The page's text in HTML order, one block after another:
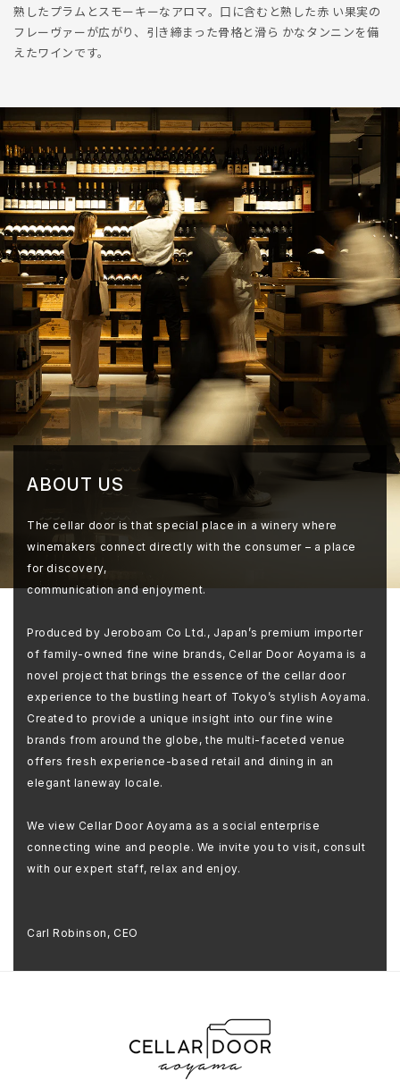
熟したプラムとスモーキーなアロマ。口に含むと熟した赤 い果実の
フレーヴァーが広がり、引き締まった骨格と滑ら かなタンニンを備
えたワインです。
ABOUT US
The cellar door is that special place in a winery where
winemakers connect directly with the consumer – a place
for discovery,
communication and enjoyment.
Produced by Jeroboam Co Ltd., Japan’s premium importer
of family-owned fine wine brands, Cellar Door Aoyama is a
novel project that brings the essence of the cellar door
experience to the bustling heart of Tokyo’s stylish Aoyama.
Created to provide a unique insight into our fine wine
brands from around the globe, the multi-faceted venue
offers fresh experience-based retail and dining in an
elegant laneway locale.
We view Cellar Door Aoyama as a social enterprise
connecting wine and people. We invite you to visit, consult
with our expert staff, relax and enjoy.
Carl Robinson, CEO